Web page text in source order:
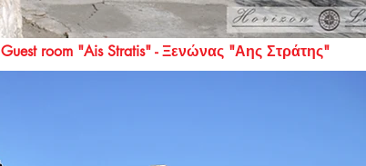
Guest room "Ais Stratis" - Ξενώνας "Αης Στράτης"